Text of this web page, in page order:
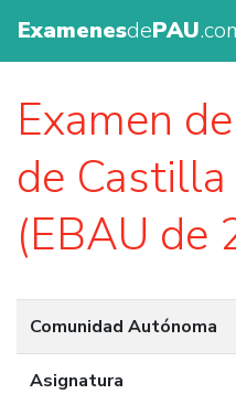
ExamenesdePAU
Examen de
de Castilla
(EBAU de
Comunidad Autónoma
Asignatura